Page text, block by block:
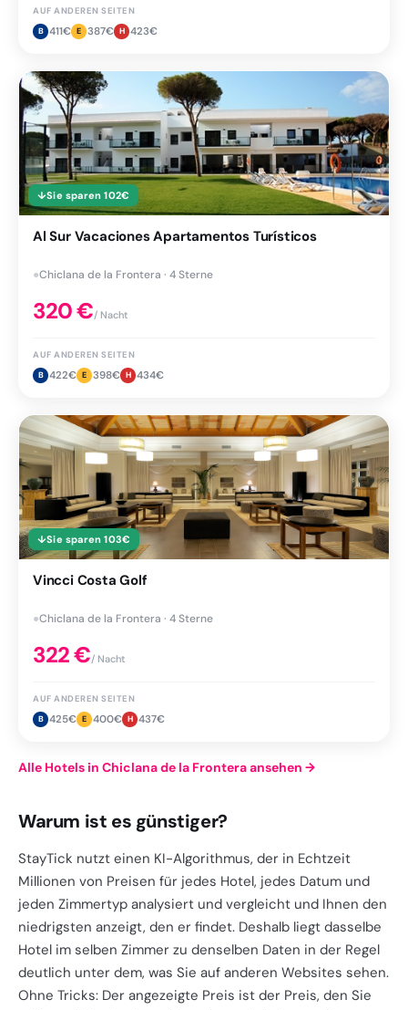
AUF ANDEREN SEITEN
B 411€ E 387€ H 423€
↓Sie sparen 102€
Al Sur Vacaciones Apartamentos Turísticos
●Chiclana de la Frontera · 4 Sterne
320€/ Nacht
AUF ANDEREN SEITEN
B 422€ E 398€ H 434€
↓Sie sparen 103€
Vincci Costa Golf
●Chiclana de la Frontera · 4 Sterne
322€/ Nacht
AUF ANDEREN SEITEN
B 425€ E 400€ H 437€
Alle Hotels in Chiclana de la Frontera ansehen →
Warum ist es günstiger?
StayTick nutzt einen KI-Algorithmus, der in Echtzeit
Millionen von Preisen für jedes Hotel, jedes Datum und
jeden Zimmertyp analysiert und vergleicht und Ihnen den
niedrigsten anzeigt, den er findet. Deshalb liegt dasselbe
Hotel im selben Zimmer zu denselben Daten in der Regel
deutlich unter dem, was Sie auf anderen Websites sehen.
Ohne Tricks: Der angezeigte Preis ist der Preis, den Sie